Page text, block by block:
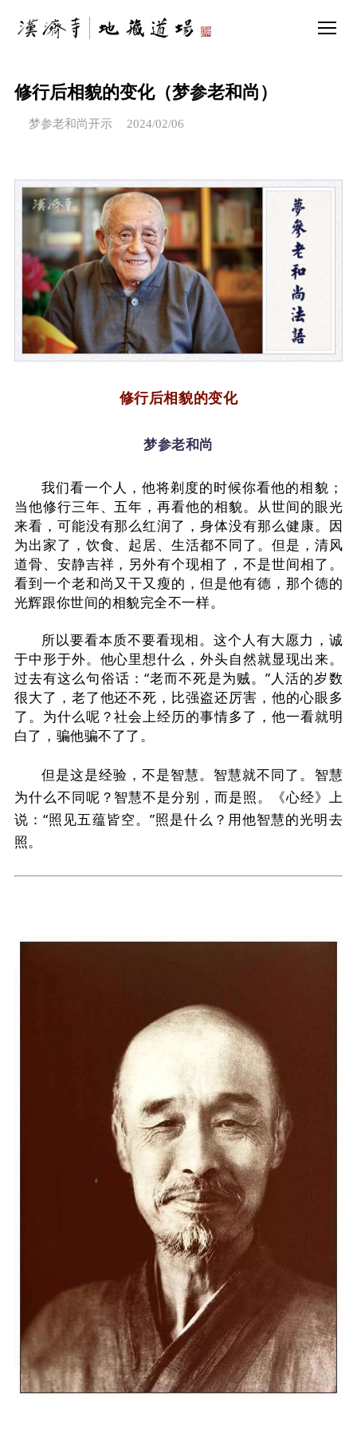
修行后相貌的变化（梦参老和尚）
梦参老和尚开示 2024/02/06
修行后相貌的变化
梦参老和尚
我们看一个人，他将剃度的时候你看他的相貌；
当他修行三年、五年，再看他的相貌。 从世间的眼光
来看，可能没有那么红润了，身体没有那么健康。 因
为出家了，饮食、起居、生活都不同了。 但是，清风
道骨、安静吉祥，另外有个现相了，不是世间相了。
看到一个老和尚又干又瘦的，但是他有德，那个德的
光辉跟你世间的相貌完全不一样。
所以要看本质不要看现相。这个人有大愿力，诚
于中形于外。 他心里想什么，外头自然就显现出来。
过去有这么句俗话： “老而不死是为贼。 ”人活的岁数
很大了，老了他还不死，比强盗还厉害，他的心眼多
了。 为什么呢？社会上经历的事情多了，他一看就明
白了，骗他骗不了了。
但是这是经验，不是智慧。 智慧就不同了。 智慧
为什么不同呢？ 智慧不是分别，而是照。
《心经》上
说：“照见五蕴皆空。”照是什么？ 用他智慧的光明去
照。